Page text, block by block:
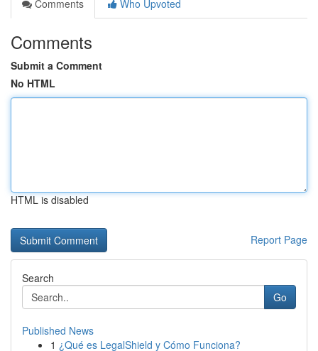
Comments
Who Upvoted
Comments
Submit a Comment
No HTML
HTML is disabled
Report Page
Search
Go
Published News
1 ¿Qué es LegalShield y Cómo Funciona?